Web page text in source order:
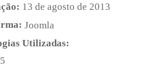
13 de agosto de 2013
Joomla
Utilizadas: